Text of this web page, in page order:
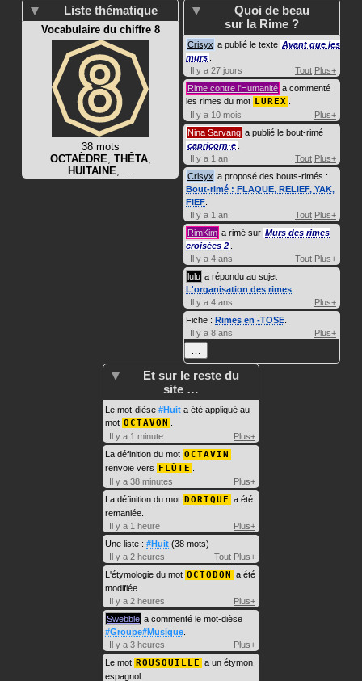
Liste thématique
Vocabulaire du chiffre 8
38 mots
OCTAÈDRE, THÊTA,
HUITAINE, …
Quoi de beau
sur la Rime ?
Crisyx a publié le texte Avant que les
murs
Il y a 27 jours
Tout Plus+
Rime contre l'Humanité a commenté
les rimes du mot LUREX
Il y a 10 mois
Plus+
Nina Sarvang a publié le bout-rimé
capricorn·e
Il y a 1 an
Tout Plus+
Crisyx a proposé des bouts-rimés :
Bout-rimé : FLAQUE, RELIEF, YAK,
FIEF
Il y a 1 an
Tout Plus+
RimKim a rimé sur Murs des rimes
croisées 2
Il y a 4 ans
Tout Plus+
lulu a répondu au sujet
L'organisation des rimes
Il y a 4 ans
Plus+
Fiche : Rimes en -TOSE
Il y a 8 ans
Plus+
…
Et sur le reste du
site …
Le mot-dièse #Huit a été appliqué au
mot OCTAVON
Il y a 1 minute
Plus+
La définition du mot OCTAVIN
renvoie vers FLÛTE
Il y a 38 minutes
Plus+
La définition du mot DORIQUE a été
remaniée.
Il y a 1 heure
Plus+
Une liste : #Huit (38 mots)
Il y a 2 heures
Tout Plus+
L'étymologie du mot OCTODON
a été
modifiée.
Il y a 2 heures
Plus+
Swebble a commenté le mot-dièse
#Groupe#Musique
Il y a 3 heures
Plus+
Le mot ROUSQUILLE a un étymon
espagnol.